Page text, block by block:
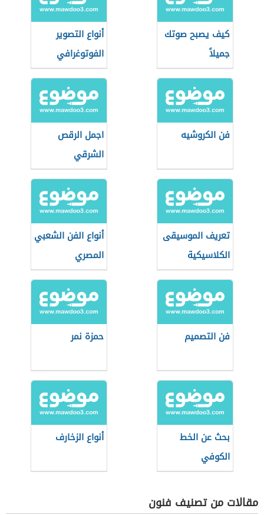
كيف يصبح صوتك
جميلاً
أنواع التصوير
الفوتوغرافي
فن الكروشيه
اجمل الرقص
الشرقي
تعريف الموسيقى
الكلاسيكية
أنواع الفن الشعبي
المصري
فن التصميم حمزة نمر
بحث عن الخط
الكوفي
أنواع الزخارف
مقالات من تصنيف فنون